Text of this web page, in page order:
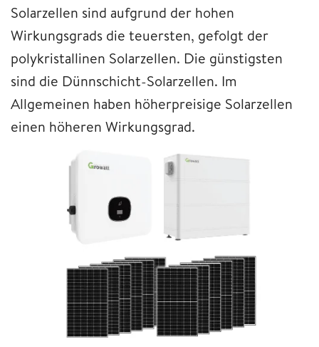
Solarzellen sind aufgrund der hohen
Wirkungsgrads die teuersten, gefolgt der
polykristallinen Solarzellen. Die günstigsten
sind die Dünnschicht-Solarzellen. Im
Allgemeinen haben höherpreisige Solarzellen
einen höheren Wirkungsgrad.